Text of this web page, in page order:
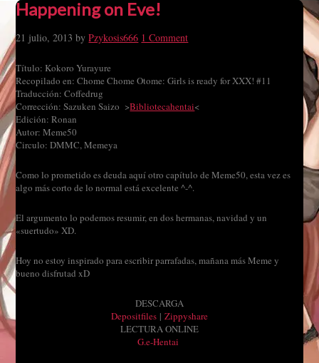
Happening on Eve!
21 julio, 2013 byPzykosis666 1 Comment
Título: Kokoro Yurayure
Recopilado en: Chome Chome Otome: Girls is ready for XXX! #11
Traducción: Coffedrug
Corrección: Sazuken Saizo >Bibliotecahentai<
Edición: Ronan
Autor: Meme50
Circulo: DMMC, Memeya
Como lo prometido es deuda aquí otro capítulo de Meme50, esta vez es
algo más corto de lo normal está excelente ^-^.
El argumento lo podemos resumir, en dos hermanas, navidad y un
«suertudo» XD.
Hoy no estoy inspirado para escribir parrafadas, mañana más Meme y
bueno disfrutad xD
DESCARGA
Depositfiles | Zippyshare
LECTURA ONLINE
G.e-Hentai